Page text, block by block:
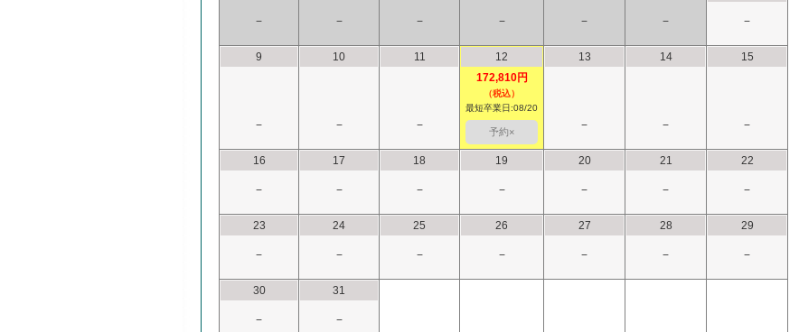
− − − − − − −
9
−
10
−
11
−
12
172,810円
（税込）
最短卒業日:08/20
予約×
13
−
14
−
15
−
16
−
17
−
18
−
19
−
20
−
21
−
22
−
23
−
24
−
25
−
26
−
27
−
28
−
29
−
30
−
31
−